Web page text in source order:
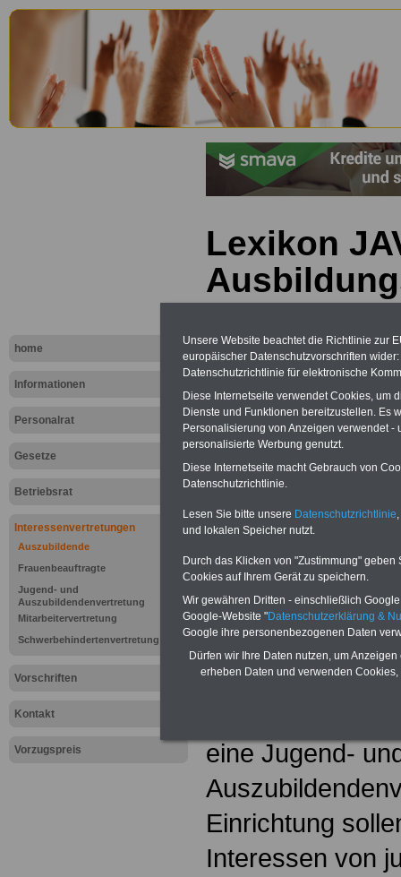
home
Informationen
Personalrat
Gesetze
Betriebsrat
Interessenvertretungen
Auszubildende
Frauenbeauftragte
Jugend- und
Auszubildendenvertretung
Mitarbeitervertretung
Schwerbehindertenvertretung
Vorschriften
Kontakt
Vorzugspreis
Lexikon
Lexikon
Auszubildende
eine Jugend-
Einrichtung
Interessen von
Unsere Website beachtet die Richtlinie zur
europäischer Datenschutzvorschriften
Datenschutzrichtlinie für elektronische
Diese Internetseite verwendet Cookies, um
Dienste und Funktionen bereitzustellen. Es
Personalisierung von Anzeigen verwendet
personalisierte Werbung genutzt.
Diese Internetseite macht Gebrauch von
Datenschutzrichtlinie.
Lesen Sie bitte unsere Datenschutzrichtlinie
und lokalen Speicher nutzt.
Durch das Klicken von "Zustimmung"
Cookies auf Ihrem Gerät zu speichern.
Wir gewähren Dritten - einschließlich
Google-Website "Datenschutzerklärung &
Google ihre personenbezogenen Daten
Dürfen wir Ihre Daten nutzen, um
erheben Daten und verwenden